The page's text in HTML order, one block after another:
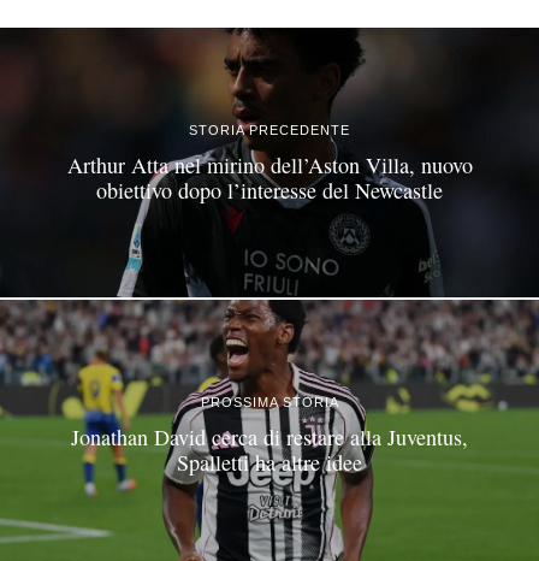
STORIA PRECEDENTE
Arthur Atta nel mirino dell’Aston Villa, nuovo
obiettivo dopo l’interesse del Newcastle
PROSSIMA STORIA
Jonathan David cerca di restare alla Juventus,
Spalletti ha altre idee